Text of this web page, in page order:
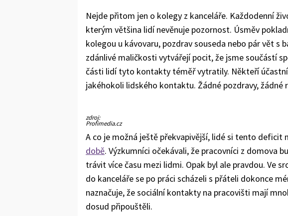
Nejde přitom jen o kolegy z kanceláře. Každodenní
kterým většina lidí nevěnuje pozornost. Úsměv
kolegou u kávovaru, pozdrav souseda nebo pár vět s
zdánlivé maličkosti vytvářejí pocit, že jsme součástí
části lidí tyto kontakty téměř vytratily. Někteří
jakéhokoli lidského kontaktu. Žádné pozdravy, žádné
zdroj:
Profimedia.cz
A co je možná ještě překvapivější, lidé si tento deficit
době. Výzkumníci očekávali, že pracovníci z domova
trávit více času mezi lidmi. Opak byl ale pravdou. Ve
do kanceláře se po práci scházeli s přáteli dokonce
naznačuje, že sociální kontakty na pracovišti mají
dosud připouštěli.